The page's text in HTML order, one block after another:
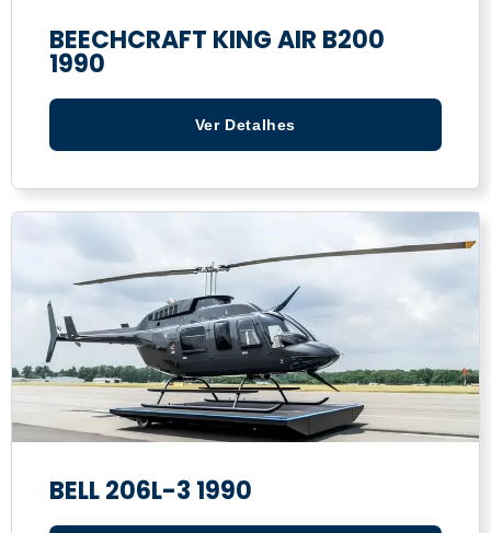
BEECHCRAFT KING AIR B200
1990
Ver Detalhes
BELL 206L-3 1990